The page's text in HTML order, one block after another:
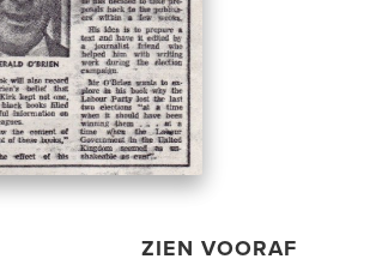
ZIEN VOORAF